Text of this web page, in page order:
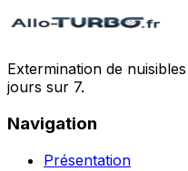
Extermination de
jours sur 7.
Navigation
Présentation